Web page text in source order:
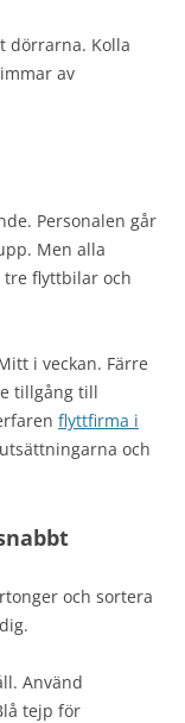
dörrarna. Kolla
av
Personalen går
Men alla
flyttbilar och
i veckan. Färre
tillgång till
flyttfirma i
och
och sortera
Använd
tejp för